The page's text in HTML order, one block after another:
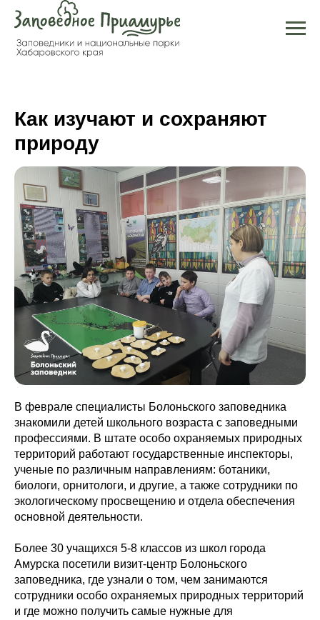
Как изучают и сохраняют
природу
В феврале специалисты Болоньского заповедника
знакомили детей школьного возраста с заповедными
профессиями. В штате особо охраняемых природных
территорий работают государственные инспекторы,
ученые по различным направлениям: ботаники,
биологи, орнитологи, и другие, а также сотрудники по
экологическому просвещению и отдела обеспечения
основной деятельности.
Более 30 учащихся 5-8 классов из школ города
Амурска посетили визит-центр Болоньского
заповедника, где узнали о том, чем занимаются
сотрудники особо охраняемых природных территорий
и где можно получить самые нужные для